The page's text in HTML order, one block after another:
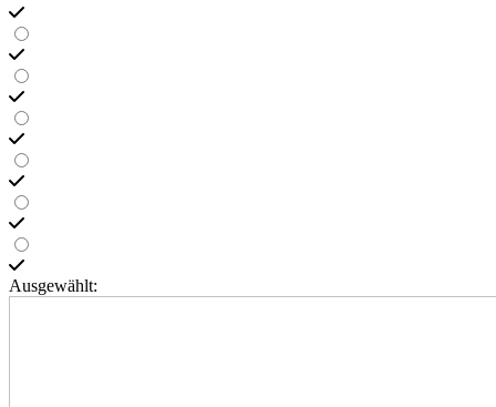
Ausgewählt: